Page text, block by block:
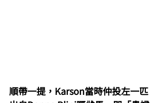
順帶一提，Karson當時仲投左一匹